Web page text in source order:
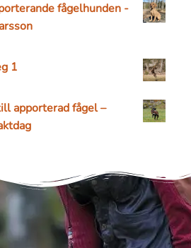
fågelhunden -
1
apporterad fågel –